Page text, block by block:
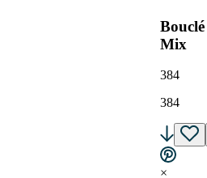
Bouclé
Mix
384
384
×